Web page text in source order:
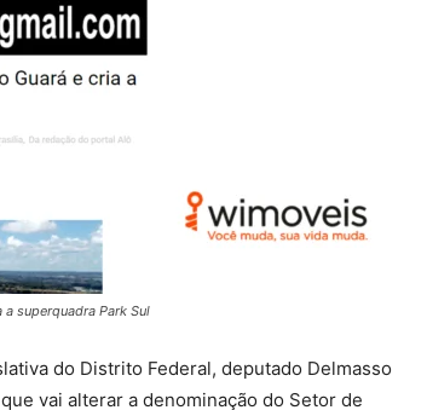
superquadra Park Sul
do Distrito Federal, deputado Delmasso
vai alterar a denominação do Setor de